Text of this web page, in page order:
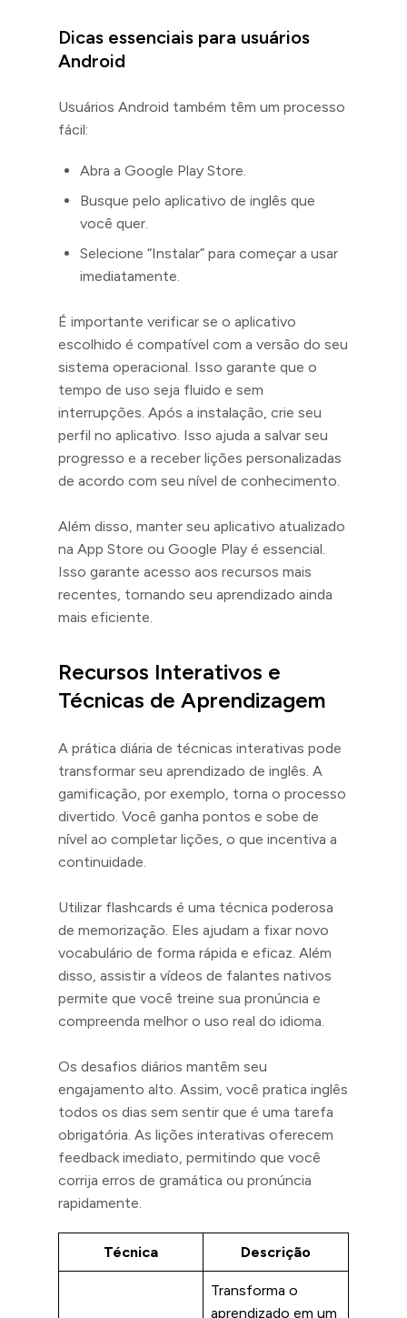
Dicas essenciais para usuários
Android
Usuários Android também têm um processo
fácil:
Abra a Google Play Store.
Busque pelo aplicativo de inglês que
você quer.
Selecione “Instalar” para começar a usar
imediatamente.
É importante verificar se o aplicativo
escolhido é compatível com a versão do seu
sistema operacional. Isso garante que o
tempo de uso seja fluido e sem
interrupções. Após a instalação, crie seu
perfil no aplicativo. Isso ajuda a salvar seu
progresso e a receber lições personalizadas
de acordo com seu nível de conhecimento.
Além disso, manter seu aplicativo atualizado
na App Store ou Google Play é essencial.
Isso garante acesso aos recursos mais
recentes, tornando seu aprendizado ainda
mais eficiente.
Recursos Interativos e
Técnicas de Aprendizagem
A prática diária de técnicas interativas pode
transformar seu aprendizado de inglês. A
gamificação, por exemplo, torna o processo
divertido. Você ganha pontos e sobe de
nível ao completar lições, o que incentiva a
continuidade.
Utilizar flashcards é uma técnica poderosa
de memorização. Eles ajudam a fixar novo
vocabulário de forma rápida e eficaz. Além
disso, assistir a vídeos de falantes nativos
permite que você treine sua pronúncia e
compreenda melhor o uso real do idioma.
Os desafios diários mantêm seu
engajamento alto. Assim, você pratica inglês
todos os dias sem sentir que é uma tarefa
obrigatória. As lições interativas oferecem
feedback imediato, permitindo que você
corrija erros de gramática ou pronúncia
rapidamente.
Técnica Descrição
Transforma o
aprendizado em um